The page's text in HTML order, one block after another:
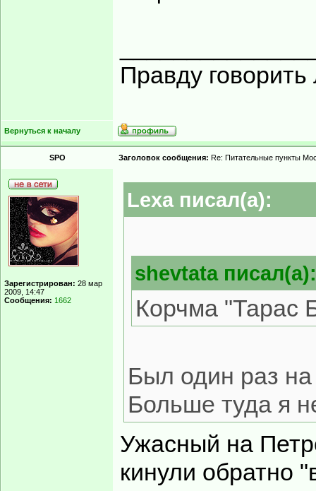
Правду
Вернуться к началу
SPO Заголовок сообщения: Re: Питательные пункты
Зарегистрирован: 28 мар
2009, 14:47
Сообщения: 1662
Lexa писал(а):
shevtata писал(а):
Корчма "Тарас
Был один раз
Больше туда я
Ужасный на
кинули обратно